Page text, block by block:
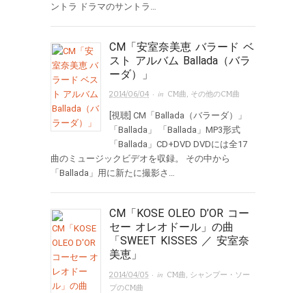
ントラ ドラマのサントラ…
CM「安室奈美恵 バラード ベ
スト アルバム Ballada（バラ
ーダ）」
2014/06/04 · in CM曲, その他のCM曲
[視聴] CM「Ballada（バラーダ）」
「Ballada」 「Ballada」MP3形式
「Ballada」CD+DVD DVDには全17
曲のミュージックビデオを収録。 その中から
「Ballada」用に新たに撮影さ…
CM「KOSE OLEO D’OR コー
セー オレオドール」の曲
「SWEET KISSES ／ 安室奈
美恵」
2014/04/05 · in CM曲, シャンプー・ソー
プのCM曲